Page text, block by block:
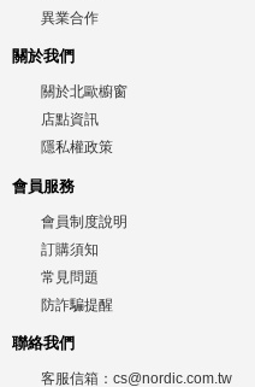
異業合作
關於我們
關於北歐櫥窗
店點資訊
隱私權政策
會員服務
會員制度說明
訂購須知
常見問題
防詐騙提醒
聯絡我們
客服信箱： cs@nordic.com.tw